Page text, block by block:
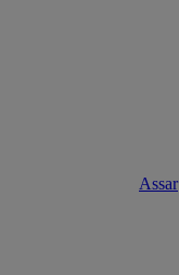
Assar